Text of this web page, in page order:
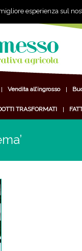
Vendita all’ingrosso
TRASFORMATI
esperienza sul